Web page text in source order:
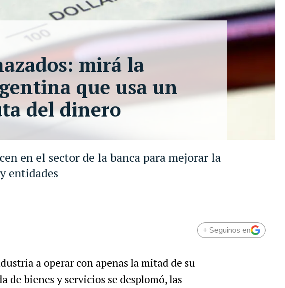
en el sector de la banca para mejorar la
entidades
mirá la
que usa un
del dinero
+ Seguinos en
a operar con apenas la mitad de su
de bienes y servicios se desplomó, las